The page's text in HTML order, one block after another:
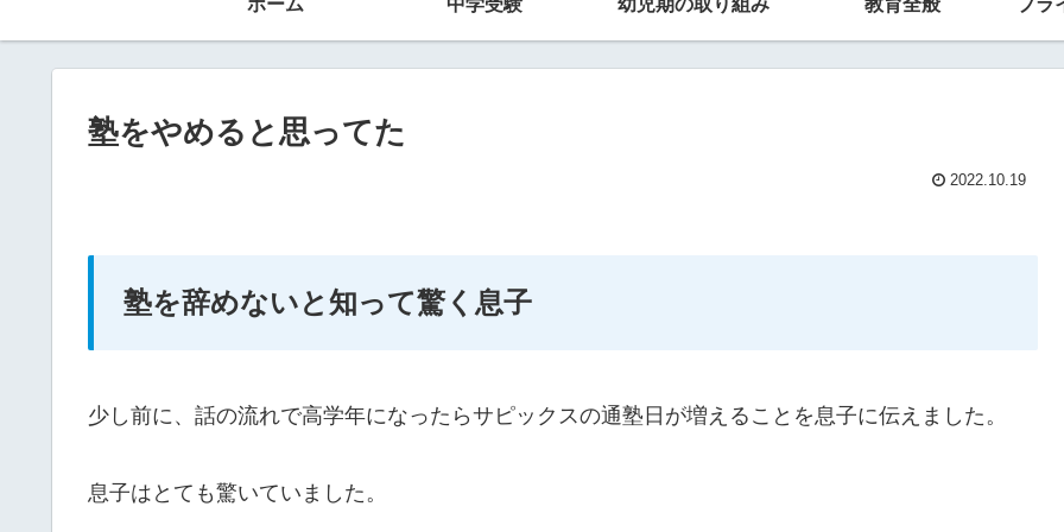
塾をやめると思ってた
2022.10.19
塾を辞めないと知って驚く息子
少し前に、話の流れで高学年になったらサピックスの通塾日が増えることを息子に伝えました。
息子はとても驚いていました。